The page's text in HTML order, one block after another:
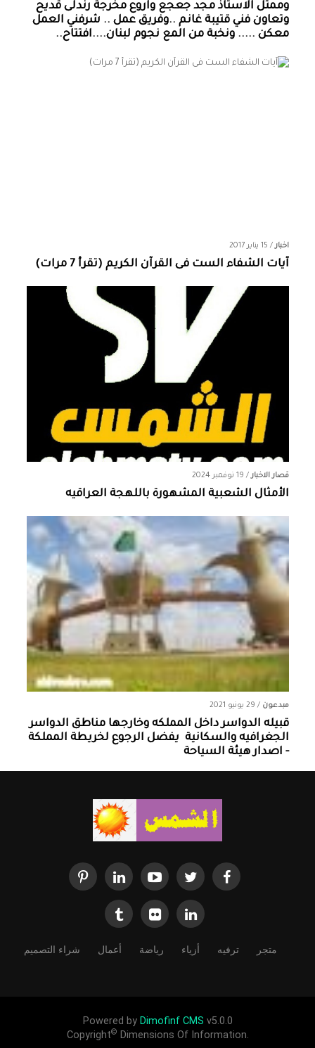
وممثل الاستاذ مجد جعجع واروع مخرجة رندلى قديح
وتعاون فني قتيبة غانم ..وفريق عمل .. شرفني العمل
معكن ..... ونخبة من المع نجوم لبنان....افتتاح..
اخبار/ 15 يناير 2017
آيات الشفاء الست فى القرآن الكريم (تقرأ 7 مرات)
قصار الاخبار/ 19 نوفمبر 2024
الأمثال الشعبية المشهورة باللهجة العراقيه
مبدعون / 29 يونيو 2021
قبيله الدواسر داخل المملكه وخارجها ‏مناطق الدواسر
الجغرافيه والسكانية ‏ يفضل الرجوع لخريطة المملكة
- اصدار هيئة السياحة
متجر ترفيه أزياء رياضة أعمال شراء التصميم
Powered by Dimofinf CMS v5.0.0
Copyright© Dimensions Of Information.